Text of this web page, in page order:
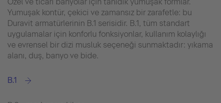
Yumuşak kontür, çekici ve zamansız bir zarafetle: bu
Duravit armatürlerinin B.1 serisidir. B.1, tüm standart
uygulamalar için konforlu fonksiyonlar, kullanım kolaylığı
ve evrensel bir dizi musluk seçeneği sunmaktadır: yıkama
alanı, duş, banyo ve bide.
B.1